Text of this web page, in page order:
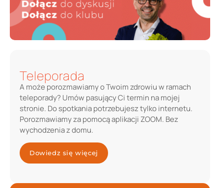
Teleporada
A może porozmawiamy o Twoim zdrowiu w ramach
teleporady? Umów pasujący Ci termin na mojej
stronie. Do spotkania potrzebujesz tylko internetu.
Porozmawiamy za pomocą aplikacji ZOOM. Bez
wychodzenia z domu.
Dowiedz się więcej